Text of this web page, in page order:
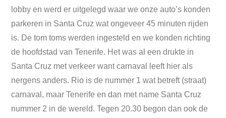
lobby en werd er uitgelegd waar we onze auto’s konden
parkeren in Santa Cruz wat ongeveer 45 minuten rijden
is. De tom toms werden ingesteld en we konden richting
de hoofdstad van Tenerife. Het was al een drukte in
Santa Cruz met verkeer want carnaval leeft hier als
nergens anders. Rio is de nummer 1 wat betreft (straat)
carnaval, maar Tenerife en dan met name Santa Cruz
nummer 2 in de wereld. Tegen 20.30 begon dan ook de